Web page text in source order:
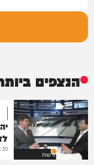
הנצפים
חדשות